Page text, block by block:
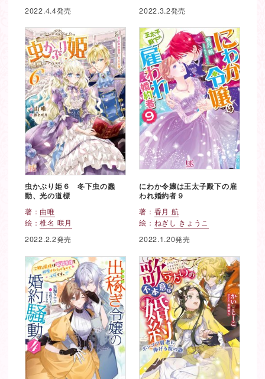
2022.4.4発売
2022.3.2発売
虫かぶり姫６ 冬下虫の蠢
動、光の道標
著： 由唯
絵：椎名 咲月
2022.2.2発売
にわか令嬢は王太子殿下の雇
われ婚約者９
著： 香月 航
絵： ねぎし きょうこ
2022.1.20発売